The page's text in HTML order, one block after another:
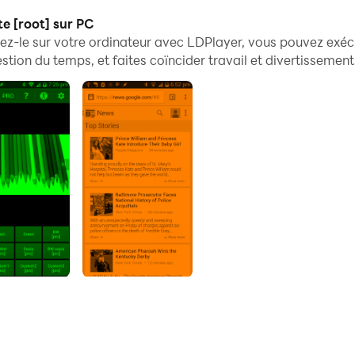
et l'ordinateur facilite également le partage de photos,
le sur votre ordinateur dès maintenant et profitez de
vision for astronomy or reading ebooks in bed.
[root] sur PC
le sur votre ordinateur avec LDPlayer, vous pouvez
du temps, et faites coïncider travail et